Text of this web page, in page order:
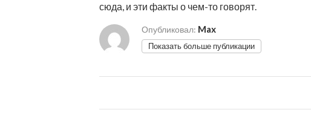
сюда, и эти факты о чем-то говорят.
Опубликовал: Max
Показать больше публикации